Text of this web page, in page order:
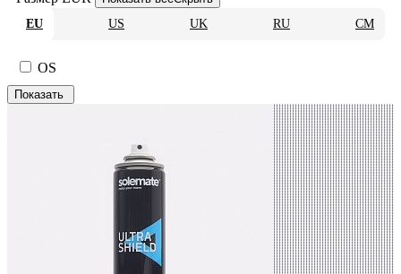
EU
US UK RU CM
OS